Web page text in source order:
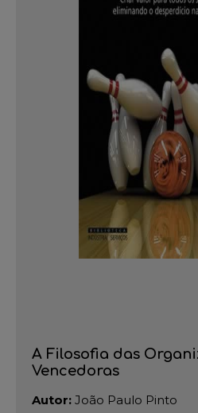
A Filosofia das
Vencedoras
Autor: João Paulo Pinto